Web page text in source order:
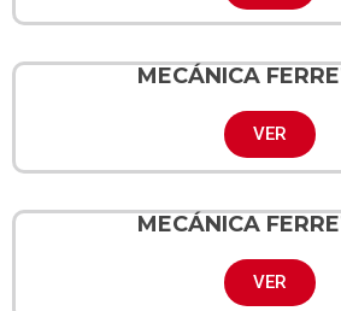
MECÁNICA
VER
MECÁNICA
VER